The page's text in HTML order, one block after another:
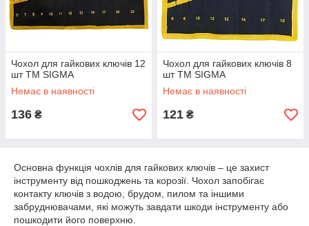
Чохол для гайкових ключів 12
шт ТМ SIGMA
Немає в наявності
136 ₴
Чохол для гайкових ключів 8
шт ТМ SIGMA
Немає в наявності
121 ₴
Основна функція чохлів для гайкових ключів – це захист
інструменту від пошкоджень та корозії. Чохол запобігає
контакту ключів з водою, брудом, пилом та іншими
забруднювачами, які можуть завдати шкоди інструменту або
пошкодити його поверхню.